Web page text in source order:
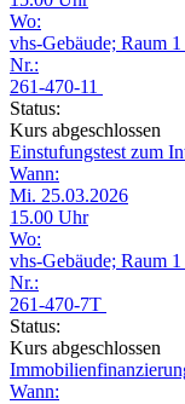
Wo:
vhs-Gebäude; Raum 1
Nr.:
261-470-11
Status:
Kurs abgeschlossen
Einstufungstest zum
Wann:
Mi. 25.03.2026
15.00 Uhr
Wo:
vhs-Gebäude; Raum 1
Nr.:
261-470-7T
Status:
Kurs abgeschlossen
Wann: